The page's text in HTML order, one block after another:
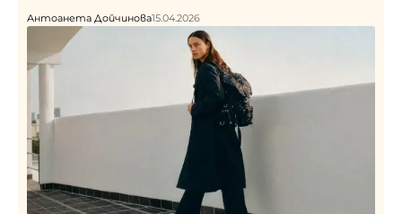
Антоанета Дойчинова15.04.2026